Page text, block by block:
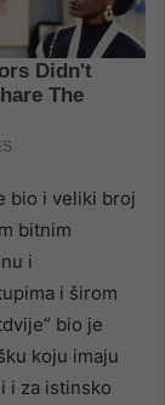
bio i veliki broj
bitnim
i
i širom
bio je
koju imaju
i za istinsko